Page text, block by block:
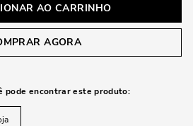
AO CARRINHO
AGORA
pode encontrar este produto: